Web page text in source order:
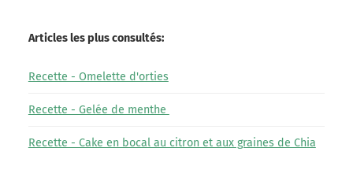
Articles les plus consultés:
Recette - Omelette d'orties
Recette - Gelée de menthe
Recette - Cake en bocal au citron et aux graines de Chia